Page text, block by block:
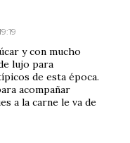
y con mucho
lujo para
de esta época.
acompañar
a la carne le va de